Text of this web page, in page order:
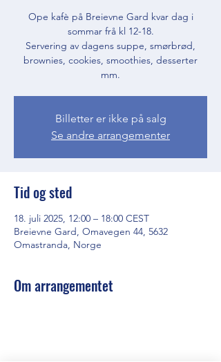
Ope kafè på Breievne Gard kvar dag i
sommar frå kl 12-18.
Servering av dagens suppe, smørbrød,
brownies, cookies, smoothies, desserter
mm.
Billetter er ikke på salg
Se andre arrangementer
Tid og sted
18. juli 2025, 12:00 – 18:00 CEST
Breievne Gard, Omavegen 44, 5632
Omastranda, Norge
Om arrangementet